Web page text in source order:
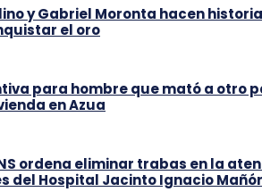
y Gabriel Moronta hacen
el oro
para hombre que mató a otro
en Azua
ordena eliminar trabas en la
del Hospital Jacinto Ignacio